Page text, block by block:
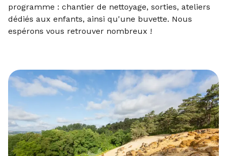
programme : chantier de nettoyage, sorties, ateliers
dédiés aux enfants, ainsi qu'une buvette. Nous
espérons vous retrouver nombreux !